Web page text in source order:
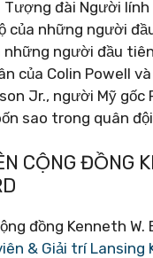
Tượng đài Người
của những người
những người đầu
của Colin Powell
Jr., người Mỹ gốc
sao trong quân
CỘNG ĐỒNG
& Giải trí Lansing